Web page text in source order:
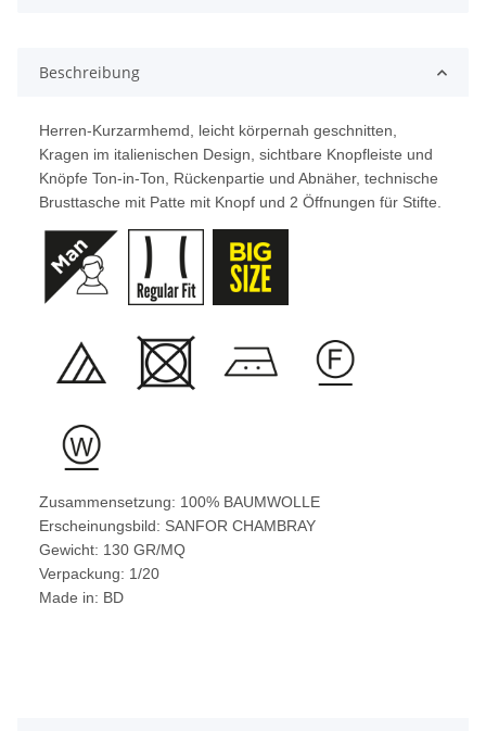
Beschreibung
Herren-Kurzarmhemd, leicht körpernah geschnitten,
Kragen im italienischen Design, sichtbare Knopfleiste und
Knöpfe Ton-in-Ton, Rückenpartie und Abnäher, technische
Brusttasche mit Patte mit Knopf und 2 Öffnungen für Stifte.
Zusammensetzung: 100% BAUMWOLLE
Erscheinungsbild: SANFOR CHAMBRAY
Gewicht: 130 GR/MQ
Verpackung: 1/20
Made in: BD